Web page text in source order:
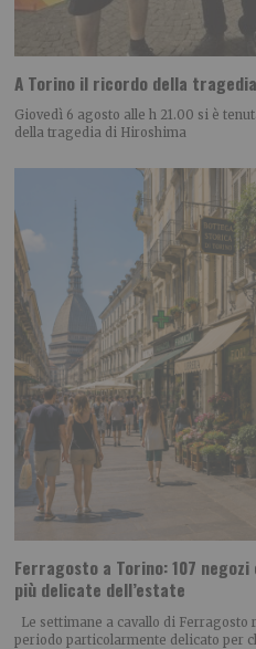
A Torino il ricordo della
Giovedì 6 agosto alle h 21.00 si è
della tragedia di Hiroshima
Ferragosto a Torino: 107
più delicate dell’estate
Le settimane a cavallo di Ferragosto
periodo particolarmente delicato per